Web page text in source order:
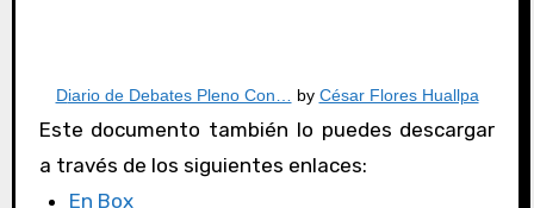
Diario de Debates Pleno Con… by César Flores Huallpa
Este documento también lo puedes descargar
a través de los siguientes enlaces:
En Box